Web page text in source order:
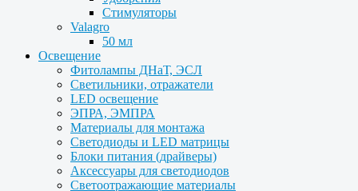
Стимуляторы
Valagro
50 мл
Освещение
Фитолампы ДНаТ, ЭСЛ
Светильники, отражатели
LED освещение
ЭПРА, ЭМПРА
Материалы для монтажа
Светодиоды и LED матрицы
Блоки питания (драйверы)
Аксессуары для светодиодов
Светоотражающие материалы